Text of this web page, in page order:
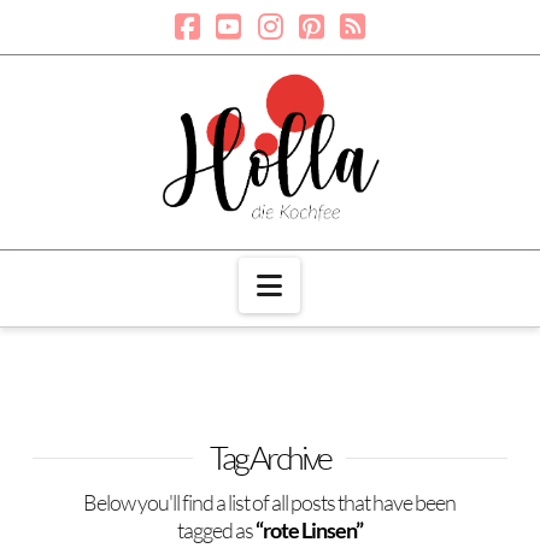
Navigation
Tag Archive
Below you'll find a list of all posts that have been
tagged as“rote Linsen”